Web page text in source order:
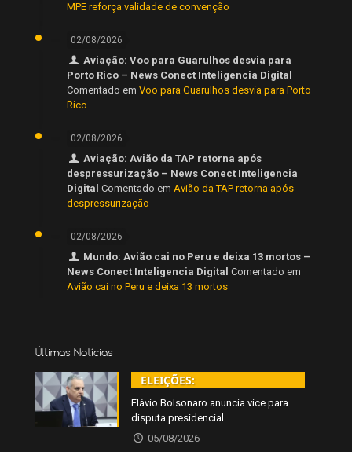
MPE reforça validade de convenção
02/08/2026
Aviação: Voo para Guarulhos desvia para
Porto Rico – News Conect Inteligencia Digital
Comentado em Voo para Guarulhos desvia para Porto
Rico
02/08/2026
Aviação: Avião da TAP retorna após
despressurização – News Conect Inteligencia
Digital Comentado em Avião da TAP retorna após
despressurização
02/08/2026
Mundo: Avião cai no Peru e deixa 13 mortos –
News Conect Inteligencia Digital Comentado em
Avião cai no Peru e deixa 13 mortos
Últimas Notícias
ELEIÇÕES:
Flávio Bolsonaro anuncia vice para
disputa presidencial
05/08/2026